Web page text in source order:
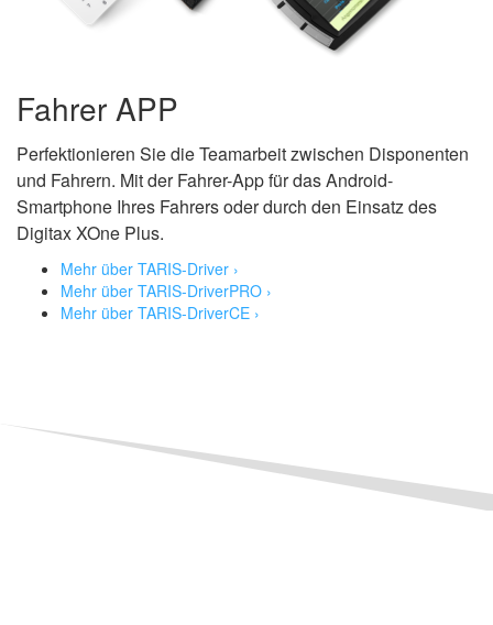
Fahrer APP
Perfektionieren Sie die Teamarbeit zwischen Disponenten
und Fahrern. Mit der Fahrer-App für das Android-
Smartphone Ihres Fahrers oder durch den Einsatz des
Digitax XOne Plus.
Mehr über TARIS-Driver ›
Mehr über TARIS-DriverPRO ›
Mehr über TARIS-DriverCE ›